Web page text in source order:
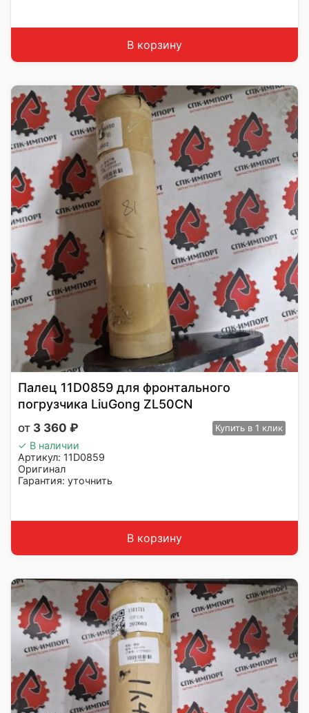
В корзину
Палец 11D0859 для фронтального
погрузчика LiuGong ZL50CN
3 360 ₽ Купить в 1 клик
✓ В наличии
Артикул: 11D0859
Оригинал
Гарантия: уточнить
В корзину